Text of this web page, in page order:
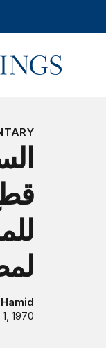
Home
1970